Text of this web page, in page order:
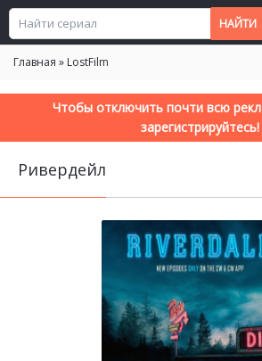
Главная » LostFilm
Чтобы отключить почти всю
зарегистрируйтесь!
Ривердейл